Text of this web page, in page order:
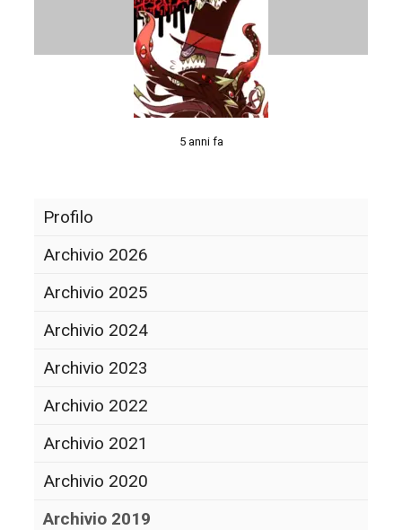
5 anni fa
Profilo
Archivio 2026
Archivio 2025
Archivio 2024
Archivio 2023
Archivio 2022
Archivio 2021
Archivio 2020
Archivio 2019